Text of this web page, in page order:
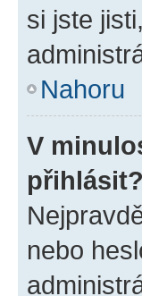
si jste
Nahoru
V
nebo